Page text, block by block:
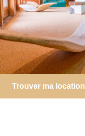
Trouver ma location